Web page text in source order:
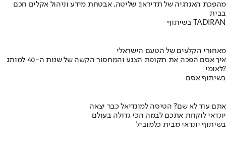
מהפכת האנרגיה של תדיראן: שליטה, אבטחת מידע וניהול אקלים חכם
בבית
בשיתוף TADIRAN
מאחורי הקלעים של הטעם הישראלי
איך אסם הפכה את תקופת הצנע והמחסור הקשה של שנות ה-40 למותג
לאומי?
בשיתוף אסם
אתם עוד לא שם? הטיסה למונדיאל כבר יצאה
יונדאי לוקחת אתכם לבמה הכי גדולה בעולם
בשיתוף יונדאי מבית כלמוביל